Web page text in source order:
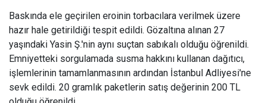
Baskında ele geçirilen eroinin torbacılara verilmek üzere
hazır hale getirildiği tespit edildi. Gözaltına alınan 27
yaşındaki Yasin Ş.'nin aynı suçtan sabıkalı olduğu öğrenildi.
Emniyetteki sorgulamada susma hakkını kullanan dağıtıcı,
işlemlerinin tamamlanmasının ardından İstanbul Adliyesi'ne
sevk edildi. 20 gramlık paketlerin satış değerinin 200 TL